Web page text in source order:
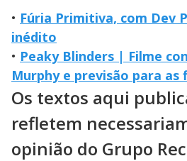
• Fúria Primitiva, com Dev
inédito
• Peaky Blinders | Filme
Murphy e previsão para as
Os textos aqui
refletem
opinião do Grupo